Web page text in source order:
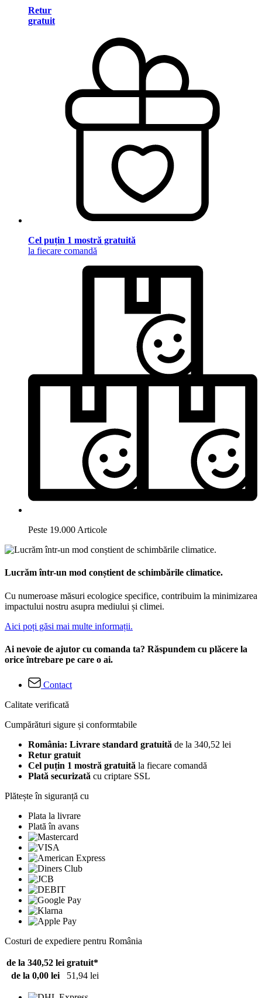
Retur
gratuit
Cel puțin 1 mostră gratuită
la fiecare comandă
Peste 19.000 Articole
Lucrăm într-un mod conștient de schimbările climatice.
Cu numeroase măsuri ecologice specifice, contribuim la minimizarea
impactului nostru asupra mediului și climei.
Aici poți găsi mai multe informații.
Ai nevoie de ajutor cu comanda ta? Răspundem cu plăcere la
orice întrebare pe care o ai.
Contact
Calitate verificată
Cumpărături sigure și conformtabile
România: Livrare standard gratuită de la 340,52 lei
Retur gratuit
Cel puțin 1 mostră gratuită la fiecare comandă
Plată securizată cu criptare SSL
Plătește în siguranță cu
Plata la livrare
Plată în avans
Costuri de expediere pentru România
de la 340,52 lei gratuit*
de la 0,00 lei
51,94 lei